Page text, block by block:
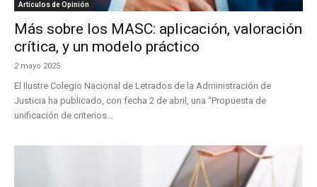
Artículos de Opinión
Más sobre los MASC: aplicación, valoración
crítica, y un modelo práctico
2 mayo 2025
El Ilustre Colegio Nacional de Letrados de la Administración de
Justicia ha publicado, con fecha 2 de abril, una “Propuesta de
unificación de criterios...